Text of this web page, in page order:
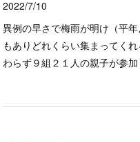
2022/7/10
異例の早さで梅雨が明け（平
もありどれくらい集まってく
わらず９組２１人の親子が参加